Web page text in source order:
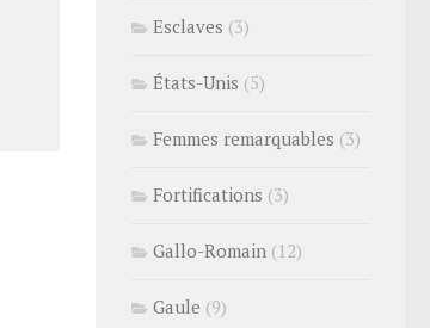
Esclaves (3)
États-Unis (5)
Femmes remarquables (3)
Fortifications (3)
Gallo-Romain (12)
Gaule (9)